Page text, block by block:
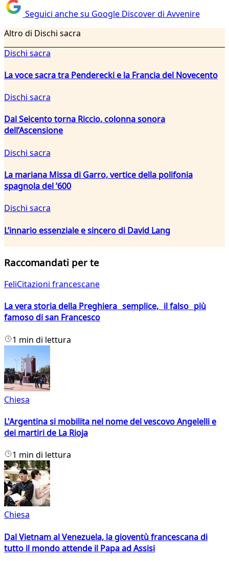
Seguici anche su Google Discover di Avvenire
Altro di Dischi sacra
Dischi sacra
La voce sacra tra Penderecki e la Francia del Novecento
Dischi sacra
Dal Seicento torna Riccio, colonna sonora
dell’Ascensione
Dischi sacra
La mariana Missa di Garro, vertice della polifonia
spagnola del ’600
Dischi sacra
L’innario essenziale e sincero di David Lang
Raccomandati per te
FeliCitazioni francescane
La vera storia della Preghiera semplice, il falso più
famoso di san Francesco
1 min di lettura
Chiesa
L'Argentina si mobilita nel nome del vescovo Angelelli e
dei martiri de La Rioja
1 min di lettura
Chiesa
Dal Vietnam al Venezuela, la gioventù francescana di
tutto il mondo attende il Papa ad Assisi